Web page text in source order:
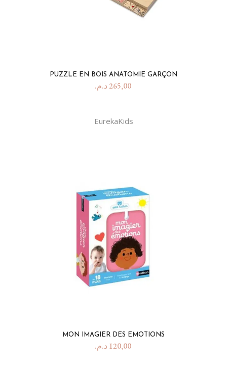
PUZZLE EN BOIS ANATOMIE GARÇON
265,00د.م.
EurekaKids
MON IMAGIER DES EMOTIONS
120,00 د.م.